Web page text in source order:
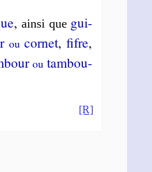
, ain­si que gui­
oucor­net,fifre,
outam­bou­
[R]